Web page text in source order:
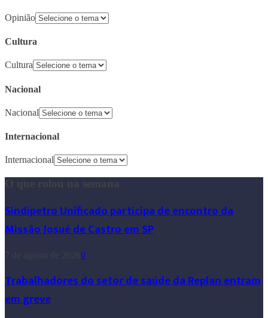
Opinião
Cultura
Cultura
Nacional
Nacional
Internacional
Internacional
O que rolou na semana
Sindipetro Unificado participa de encontro da
Missão Josué de Castro em SP
0
Trabalhadores do setor de saúde da Replan entram
em greve